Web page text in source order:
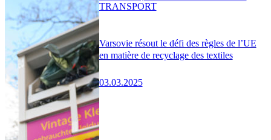
Varsovie résout le défi des règles de l’UE
en matière de recyclage des textiles
03.03.2025
TRANSPORT